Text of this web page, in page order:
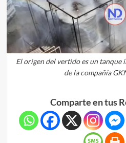
El origen del vertido es un tanque
de la compañía
Comparte en tus